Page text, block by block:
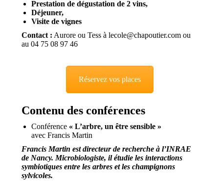
Prestation de dégustation de 2 vins,
Déjeuner,
Visite de vignes
Contact : Aurore ou Tess à lecole@chapoutier.com ou
au 04 75 08 97 46
Réservez vos places
Contenu des conférences
Conférence « L’arbre, un être sensible »
avec Francis Martin
Francis Martin est directeur de recherche à l’INRAE
de Nancy. Microbiologiste, il étudie les interactions
symbiotiques entre les arbres et les champignons
sylvicoles.